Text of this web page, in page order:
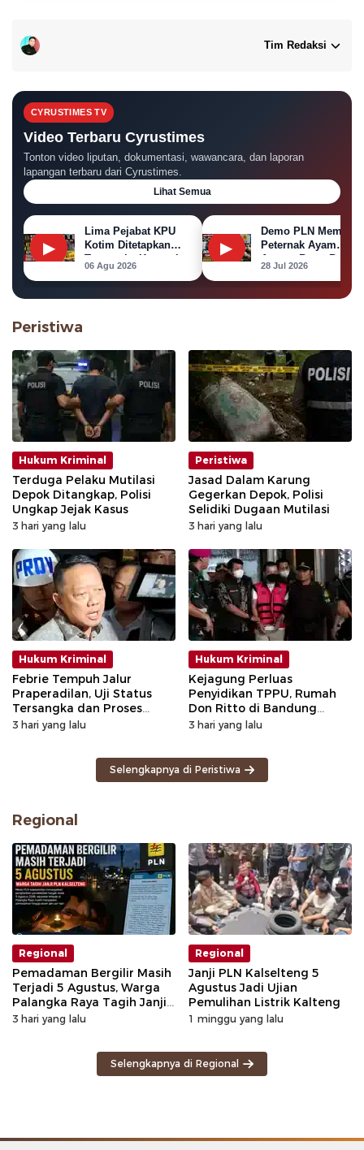
Tim Redaksi
CYRUSTIMES TV
Video Terbaru Cyrustimes
Tonton video liputan, dokumentasi, wawancara, dan laporan
lapangan terbaru dari Cyrustimes.
Lihat Semua
▶
Lima Pejabat KPU
Kotim Ditetapkan
Tersangka Korupsi
Dana Hibah Pilkada
06 Agu 2026
▶
Demo PLN
Peternak Ayam
Ancam Bawa
Ayam ke Kantor PLN
28 Jul 2026
Peristiwa
Hukum Kriminal
Terduga Pelaku Mutilasi
Depok Ditangkap, Polisi
Ungkap Jejak Kasus
3 hari yang lalu
Peristiwa
Jasad Dalam Karung
Gegerkan Depok, Polisi
Selidiki Dugaan Mutilasi
3 hari yang lalu
Hukum Kriminal
Febrie Tempuh Jalur
Praperadilan, Uji Status
Tersangka dan Proses
Penyidikan
3 hari yang lalu
Hukum Kriminal
Kejagung Perluas
Penyidikan TPPU, Rumah
Don Ritto di Bandung
Digeledah
3 hari yang lalu
Selengkapnya di Peristiwa
Regional
Regional
Pemadaman Bergilir Masih
Terjadi 5 Agustus, Warga
Palangka Raya Tagih Janji
GM PLN Kaltengsel
3 hari yang lalu
Regional
Janji PLN Kalselteng 5
Agustus Jadi Ujian
Pemulihan Listrik Kalteng
1 minggu yang lalu
Selengkapnya di Regional